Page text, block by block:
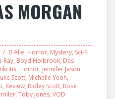
MORGAN
Alle, Horror, Mystery, Sci-Fi
Ray, Boyd Holbrook, Das
, Horror, Jennifer Jason
Scott, Michelle Yeoh,
, Review, Ridley Scott, Rose
, Toby Jones, VOD